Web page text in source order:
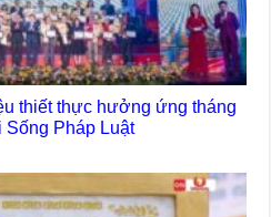
thiết thực hưởng ứng tháng
Pháp Luật